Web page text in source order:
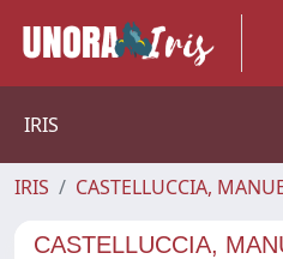
IRIS
IRIS CASTELLUCCIA,
CASTELLUCCIA,